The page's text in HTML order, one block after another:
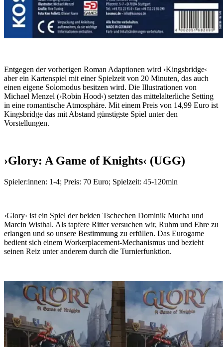
Entgegen der vorherigen Roman Adaptionen wird ›Kingsbridge‹
aber ein Kartenspiel mit einer Spielzeit von 20 Minuten, das auch
einen eigene Solomodus besitzen wird. Die Illustrationen von
Michael Menzel (›Robin Hood‹) setzten das mittelalterliche Setting
in eine romantische Atmosphäre. Mit einem Preis von 14,99 Euro ist
Kingsbridge das mit Abstand günstigste Spiel unter den
Vorstellungen.
›Glory: A Game of Knights‹ (UGG)
Spieler:innen: 1-4; Preis: 70 Euro; Spielzeit: 45-120min
›Glory‹ ist ein Spiel der beiden Tschechen Dominik Mucha und
Marcin Wisthal. Als tapfere Ritter versuchen wir, Ruhm und Ehre zu
erlangen und so unsere Bestimmung zu erfüllen. Das Eurogame
bedient sich einem Workerplacement-Mechanismus und bezieht
seinen Reiz unter anderem durch die Turnierfunktion.